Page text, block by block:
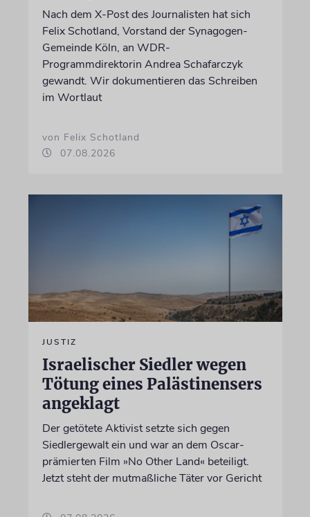
Nach dem X-Post des Journalisten hat sich
Felix Schotland, Vorstand der Synagogen-
Gemeinde Köln, an WDR-
Programmdirektorin Andrea Schafarczyk
gewandt. Wir dokumentieren das Schreiben
im Wortlaut
von Felix Schotland
07.08.2026
JUSTIZ
Israelischer Siedler wegen
Tötung eines Palästinensers
angeklagt
Der getötete Aktivist setzte sich gegen
Siedlergewalt ein und war an dem Oscar-
prämierten Film »No Other Land« beteiligt.
Jetzt steht der mutmaßliche Täter vor Gericht